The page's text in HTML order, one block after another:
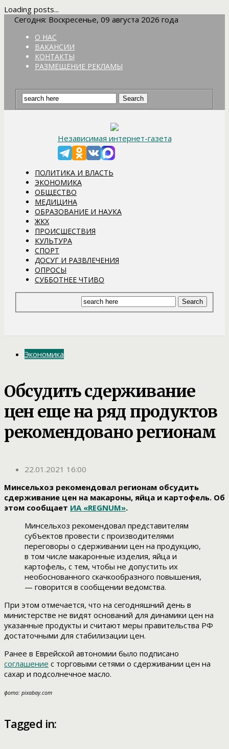
Loading posts...
Сегодня: Воскресенье, 09 августа 2026 года
О НАС
ВАКАНСИИ
КОНТАКТЫ
РАЗМЕЩЕНИЕ РЕКЛАМЫ
Независимая интернет-газета
ПОЛИТИКА И ВЛАСТЬ
ЭКОНОМИКА
ОБЩЕСТВО
МЕДИЦИНА
ОБРАЗОВАНИЕ И НАУКА
ЖКХ
ПРОИСШЕСТВИЯ
КУЛЬТУРА
СПОРТ
ДОСУГ И РАЗВЛЕЧЕНИЯ
ОПРОСЫ
СУББОТНЕЕ ЧТИВО
Экономика
Обсудить сдерживание
цен еще на ряд продуктов
рекомендовано регионам
22.01.2021 16:00
Минсельхоз рекомендовал регионам обсудить
сдерживание цен на макароны, яйца и картофель. Об
этом сообщает ИА «REGNUM».
Минсельхоз рекомендовал представителям
субъектов провести с производителями
переговоры о сдерживании цен на продукцию,
в том числе макаронные изделия, яйца и
картофель, с тем, чтобы не допустить их
необоснованного скачкообразного повышения,
— говорится в сообщении ведомства.
При этом отмечается, что на сегодняшний день в
министерстве не видят оснований для динамики цен на
указанные продукты и считают меры правительства РФ
достаточными для стабилизации цен.
Ранее в Еврейской автономии было подписано
соглашение с торговыми сетями о сдерживании цен на
сахар и подсолнечное масло.
фото: pixabay.com
Tagged in: